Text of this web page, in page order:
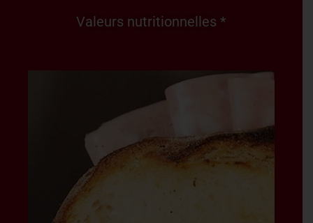
Valeurs nutritionnelles *